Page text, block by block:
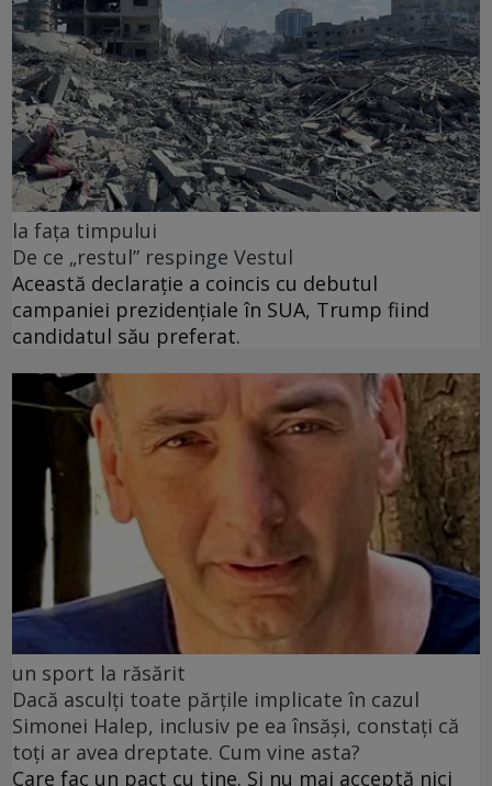
la fața timpului
De ce „restul” respinge Vestul
Această declarație a coincis cu debutul
campaniei prezidențiale în SUA, Trump fiind
candidatul său preferat.
un sport la răsărit
Dacă asculți toate părțile implicate în cazul
Simonei Halep, inclusiv pe ea însăși, constați că
toți ar avea dreptate. Cum vine asta?
Care fac un pact cu tine. Și nu mai acceptă nici